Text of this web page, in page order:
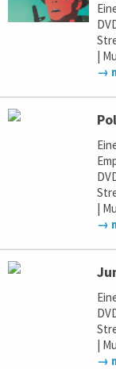
|
→
|
→
|
→